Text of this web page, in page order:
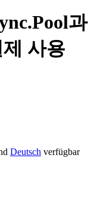
과
제 사용
Deutsch verfügbar